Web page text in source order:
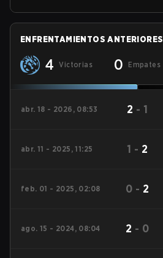
ENFRENTAMIENTOS ANTERIORES
4 Victorias 0 Empates
abr. 18 - 2026, 08:53 2 - 1
abr. 11 - 2025, 11:25 1 - 2
feb. 01 - 2025, 02:08 0 - 2
ago. 15 - 2024, 08:04 2 - 0